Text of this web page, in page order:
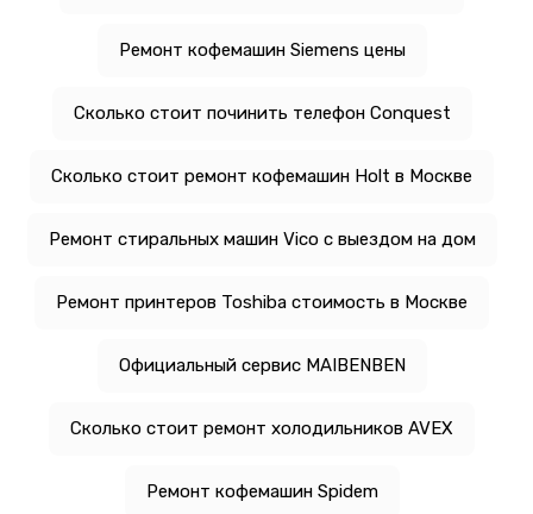
Ремонт кофемашин Siemens цены
Сколько стоит починить телефон Conquest
Сколько стоит ремонт кофемашин Holt в Москве
Ремонт стиральных машин Vico с выездом на дом
Ремонт принтеров Toshiba стоимость в Москве
Официальный сервис MAIBENBEN
Сколько стоит ремонт холодильников AVEX
Ремонт кофемашин Spidem